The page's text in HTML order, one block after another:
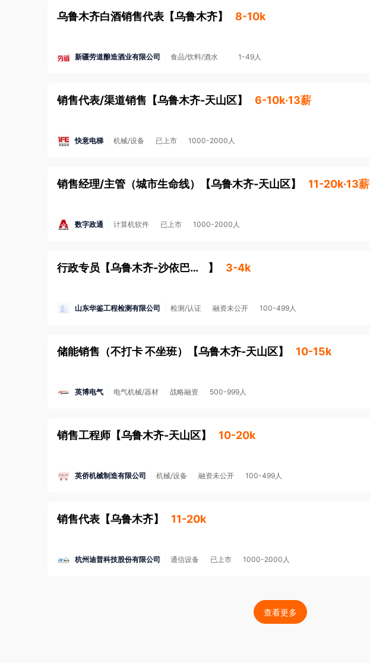
乌鲁木齐白酒销售代表 【乌鲁木齐】 8-10k
新疆劳道酿造酒业有限公司 食品/饮料/酒水 1-49人
销售代表/渠道销售 【乌鲁木齐-天山区】 6-10k·13薪
快意电梯 机械/设备 已上市 1000-2000人
销售经理/主管（城市生命线） 【乌鲁木齐-天山区】 11-20k·13薪
数字政通 计算机软件 已上市 1000-2000人
行政专员 【 乌鲁木齐-沙依巴克区 】 3-4k
山东华鉴工程检测有限公司 检测/认证 融资未公开 100-499人
储能销售（不打卡 不坐班） 【乌鲁木齐-天山区】 10-15k
英博电气 电气机械/器材 战略融资 500-999人
销售工程师 【乌鲁木齐-天山区】 10-20k
英侨机械制造有限公司 机械/设备 融资未公开 100-499人
销售代表 【乌鲁木齐】 11-20k
杭州迪普科技股份有限公司 通信设备 已上市 1000-2000人
查看更多